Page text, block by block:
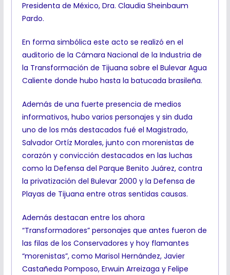
Presidenta de México, Dra. Claudia Sheinbaum
Pardo.
En forma simbólica este acto se realizó en el
auditorio de la Cámara Nacional de la Industria de
la Transformación de Tijuana sobre el Bulevar Agua
Caliente donde hubo hasta la batucada brasileña.
Además de una fuerte presencia de medios
informativos, hubo varios personajes y sin duda
uno de los más destacados fué el Magistrado,
Salvador Ortíz Morales, junto con morenistas de
corazón y convicción destacados en las luchas
como la Defensa del Parque Benito Juárez, contra
la privatización del Bulevar 2000 y la Defensa de
Playas de Tijuana entre otras sentidas causas.
Además destacan entre los ahora
“Transformadores” personajes que antes fueron de
las filas de los Conservadores y hoy flamantes
“morenistas”, como Marisol Hernández, Javier
Castañeda Pomposo, Erwuin Arreizaga y Felipe